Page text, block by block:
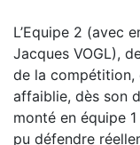
L’Equipe 2 (avec
Jacques VOGL),
de la compétition,
affaiblie, dès son
monté en équipe
pu défendre